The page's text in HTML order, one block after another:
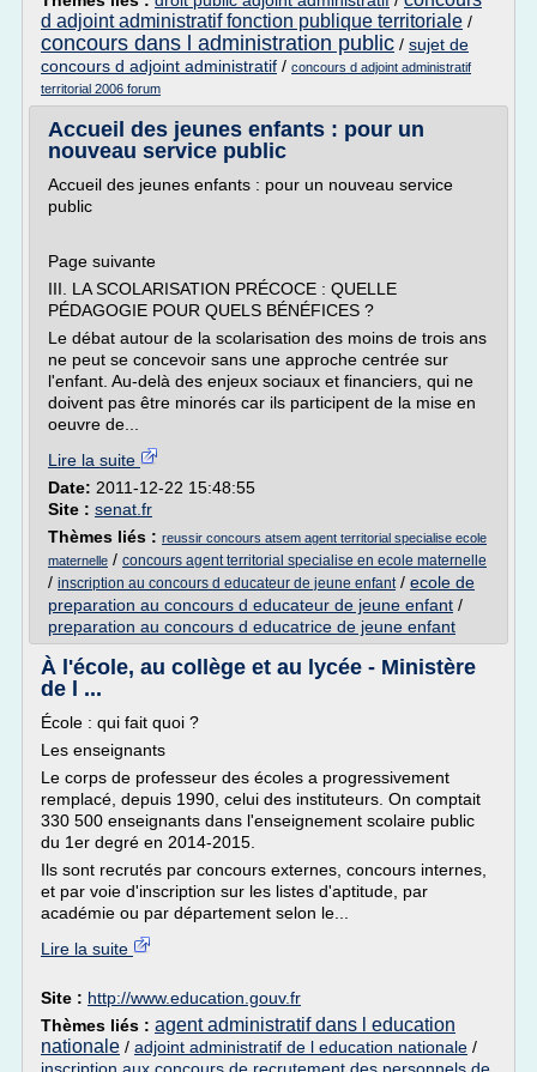
d adjoint administratif fonction publique territoriale /
concours dans l administration public / sujet de
concours d adjoint administratif / concours d adjoint administratif
territorial 2006 forum
Accueil des jeunes enfants : pour un
nouveau service public
Accueil des jeunes enfants : pour un nouveau service
public
Page suivante
III. LA SCOLARISATION PRÉCOCE : QUELLE
PÉDAGOGIE POUR QUELS BÉNÉFICES ?
Le débat autour de la scolarisation des moins de trois ans
ne peut se concevoir sans une approche centrée sur
l'enfant. Au-delà des enjeux sociaux et financiers, qui ne
doivent pas être minorés car ils participent de la mise en
oeuvre de...
Lire la suite
Date: 2011-12-22 15:48:55
Site : senat.fr
Thèmes liés : reussir concours atsem agent territorial specialise ecole
maternelle / concours agent territorial specialise en ecole maternelle
/ inscription au concours d educateur de jeune enfant/ ecole de
preparation au concours d educateur de jeune enfant /
preparation au concours d educatrice de jeune enfant
À l'école, au collège et au lycée - Ministère
de l ...
École : qui fait quoi ?
Les enseignants
Le corps de professeur des écoles a progressivement
remplacé, depuis 1990, celui des instituteurs. On comptait
330 500 enseignants dans l'enseignement scolaire public
du 1er degré en 2014-2015.
Ils sont recrutés par concours externes, concours internes,
et par voie d'inscription sur les listes d'aptitude, par
académie ou par département selon le...
Lire la suite
Site : http://www.education.gouv.fr
Thèmes liés : agent administratif dans l education
nationale / adjoint administratif de l education nationale /